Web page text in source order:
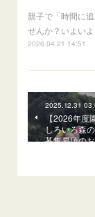
親子で「時間に
せんか？いよい
2026.04.21 14:51
2025.12.31
【2026年度
しろいろ森
募集要項の